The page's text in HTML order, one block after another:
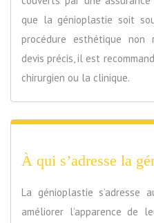
que la génioplastie soit
procédure esthétique non
devis précis, il est
chirurgien ou la clinique.
À qui s’adresse la
La génioplastie s’adresse
améliorer l’apparence de